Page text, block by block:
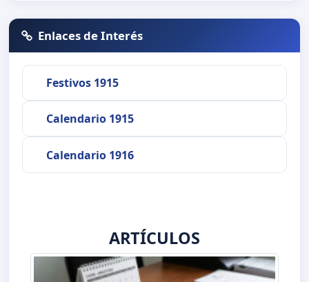
Enlaces de Interés
Festivos 1915
Calendario 1915
Calendario 1916
ARTÍCULOS